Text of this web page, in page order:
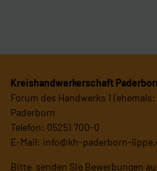
Kreishandwerkerschaft
Forum des Handwerks 1
Paderborn
Telefon: 05251 700-0
E-Mail: info@kh-paderborn-
Bitte senden Sie Bewerbungen